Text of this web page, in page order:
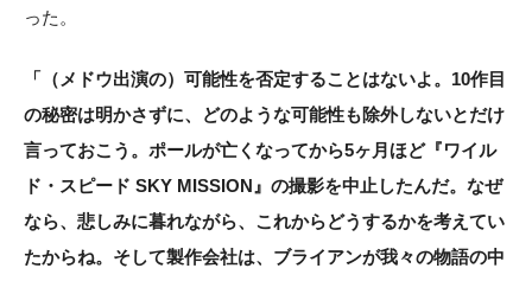
った。
「（メドウ出演の）可能性を否定することはないよ。10作目
の秘密は明かさずに、どのような可能性も除外しないとだけ
言っておこう。ポールが亡くなってから5ヶ月ほど『ワイル
ド・スピード SKY MISSION』の撮影を中止したんだ。なぜ
なら、悲しみに暮れながら、これからどうするかを考えてい
たからね。そして製作会社は、ブライアンが我々の物語の中